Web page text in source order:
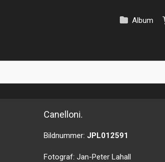
Album
Canelloni.
Bildnummer: JPL012591
Fotograf:Jan-Peter Lahall